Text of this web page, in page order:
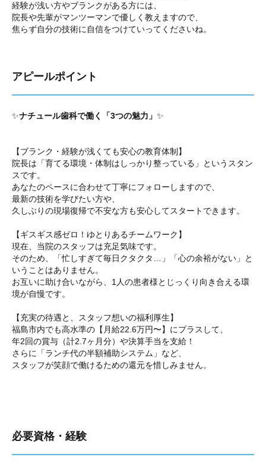
経験が浅い方やブランクがある方には、
院長や先輩がマンツーマンで優しく教えますので、
焦らず自分の技術に自信をつけていってくださいね。
アピールポイント
✨ナチュール歯科で働く「3つの魅力」 ✨
【ブランク・経験が浅くても安心の教育体制】
院長は「育てる環境・体制はしっかり整っている」というスタン
スです。
あなたのペースに合わせて丁寧にフォローしますので、
最新の技術を学びたい方や、
久しぶりの現場復帰で不安な方も安心してスタートできます。
【ギスギス感ゼロ！ゆとりあるチームワーク】
現在、当院のスタッフは充足気味です。
そのため、「忙しすぎて毎日クタクタ…」「心の余裕がない」と
いうことはありません。
お互いに助け合いながら、1人の患者様とじっくり向き合える環
境が自慢です。
【充実の待遇と、スタッフ想いの福利厚生】
福島市内でも高水準の【月給22.6万円〜】にプラスして、
年2回の賞与（計2.7ヶ月分）や決算手当を支給！
さらに「ランチ代の半額補助システム」など、
スタッフが笑顔で働けるための還元を惜しみません。
必要資格・経験